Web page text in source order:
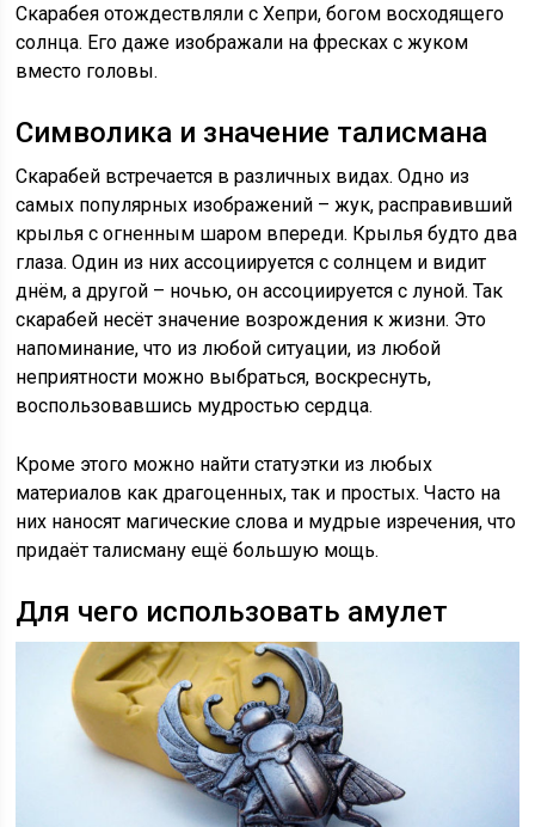
Скарабея отождествляли с Хепри, богом восходящего
солнца. Его даже изображали на фресках с жуком
вместо головы.
Символика и значение талисмана
Скарабей встречается в различных видах. Одно из
самых популярных изображений – жук, расправивший
крылья с огненным шаром впереди. Крылья будто два
глаза. Один из них ассоциируется с солнцем и видит
днём, а другой – ночью, он ассоциируется с луной. Так
скарабей несёт значение возрождения к жизни. Это
напоминание, что из любой ситуации, из любой
неприятности можно выбраться, воскреснуть,
воспользовавшись мудростью сердца.
Кроме этого можно найти статуэтки из любых
материалов как драгоценных, так и простых. Часто на
них наносят магические слова и мудрые изречения, что
придаёт талисману ещё большую мощь.
Для чего использовать амулет